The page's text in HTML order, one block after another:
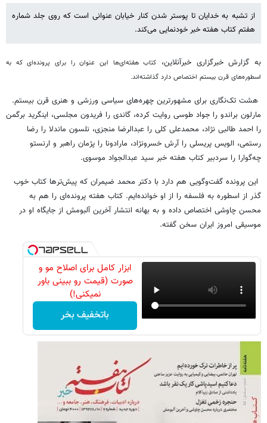
از تشبه به خدایان تا پوستر شدن کنار خیابان عنوانی است که روی جلد شماره
هفتم کتاب هفته خبر خودنمایی می‌کند.
به گزارش خبرگزاری خبرآنلاین، کتاب هفته‌ای‌ها این عنوان را برای پرونده‌ای که به
اسطوره‌های قرن بیستم اختصاص دارد گذاشته‌اند.
هشت تک‌نگاری برای مشهورترین چهره‌های سیاسی ورزشی و هنری قرن بیستم.
مارلون براندو را جواد طوسی روایت کرده، گاندی را فریدون مجلسی، اینگرید برگمن
را احمد طالبی نژاد، محمدعلی کلی را عبدالرضا منجزی، نلسون ماندلا را رضا
رستمی، الویس پریسلی را آرش خسرونژاد، مارادونا را پژمان راهبر و ارنستو
چه‌گوارا را سردبیر کتاب هفته خبر سید عبدالجواد موسوی.
این پرونده گفت‌وگویی هم دارد با دکتر محمد ضیمران که پیش‌ترها کتاب خوب
گذر از اسطوره به فلسفه را از او خوانده‌ایم. کتاب هفته پرونده‌ای را هم به
محسن چاوشی اختصاص داده و به بهانه انتشار آخرین آلبومش از جایگاه او در
موسیقی امروز ایران سخن گفته.
ابزار کامل برای اصلاح مو و
صورت (قیمت رو ببینی باور
نمیکنی!)
باتخفیف بخر